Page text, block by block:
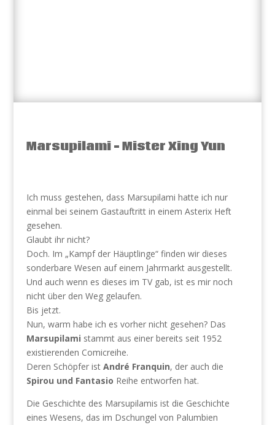
Marsupilami – Mister Xing Yun
Ich muss gestehen, dass Marsupilami hatte ich nur
einmal bei seinem Gastauftritt in einem Asterix Heft
gesehen.
Glaubt ihr nicht?
Doch. Im „Kampf der Häuptlinge“ finden wir dieses
sonderbare Wesen auf einem Jahrmarkt ausgestellt.
Und auch wenn es dieses im TV gab, ist es mir noch
nicht über den Weg gelaufen.
Bis jetzt.
Nun, warm habe ich es vorher nicht gesehen? Das
Marsupilami stammt aus einer bereits seit 1952
existierenden Comicreihe.
Deren Schöpfer ist André Franquin, der auch die
Spirou und Fantasio Reihe entworfen hat.
Die Geschichte des Marsupilamis ist die Geschichte
eines Wesens, das im Dschungel von Palumbien